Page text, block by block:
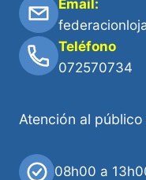
Email:
Teléfono
072570734
Atención al
08h00 a